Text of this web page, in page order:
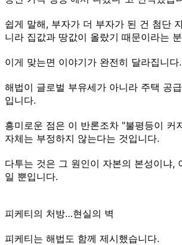
쉽게 말해, 부자가 더 부자가 된 건 첨단
니라 집값과 땅값이 올랐기 때문이라는
이게 맞는면 이야기가 완전히 달라집니다.
해법이 글로벌 부유세가 아니라 주택 공
입니다.
흥미로운 점은 이 반론조차 "불평등이 커
자체는 부정하지 않는다는 것입니다.
다투는 것은 그 원인이 자본의 본성이냐,
일 뿐입니다.
피케티의 처방…현실의 벽
피케티는 해법도 함께 제시했습니다.